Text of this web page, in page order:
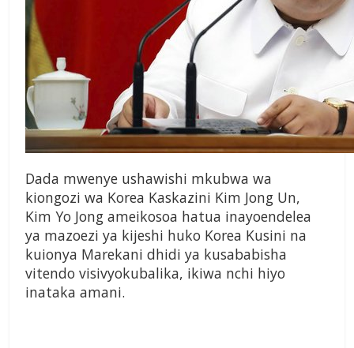
Dada mwenye ushawishi mkubwa wa
kiongozi wa Korea Kaskazini Kim Jong Un,
Kim Yo Jong ameikosoa hatua inayoendelea
ya mazoezi ya kijeshi huko Korea Kusini na
kuionya Marekani dhidi ya kusababisha
vitendo visivyokubalika, ikiwa nchi hiyo
inataka amani.